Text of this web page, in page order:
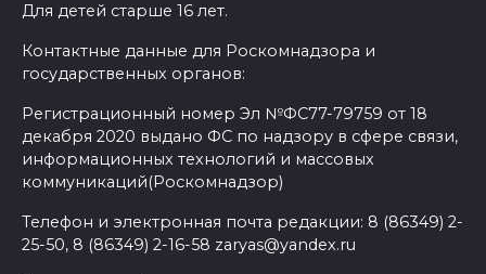
Для детей старше 16 лет.
Контактные данные для Роскомнадзора и
государственных органов:
Регистрационный номер Эл №ФС77-79759 от 18
декабря 2020 выдано ФС по надзору в сфере связи,
информационных технологий и массовых
коммуникаций(Роскомнадзор)
Телефон и электронная почта редакции: 8 (86349) 2-
25-50, 8 (86349) 2-16-58 zaryas@yandex.ru